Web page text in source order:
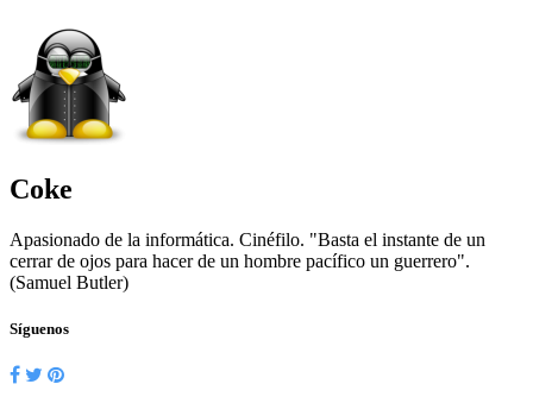
Coke
Apasionado de la informática. Cinéfilo. "Basta el instante de un
cerrar de ojos para hacer de un hombre pacífico un guerrero".
(Samuel Butler)
Síguenos